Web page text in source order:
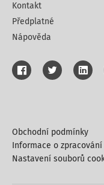
Kontakt
Předplatné
Nápověda
Obchodní podmínky
Informace o
Nastavení souborů